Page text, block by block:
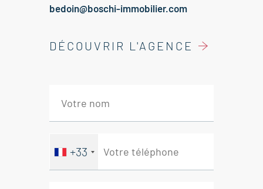
bedoin@boschi-immobilier.com
DÉCOUVRIR L'AGENCE
+33